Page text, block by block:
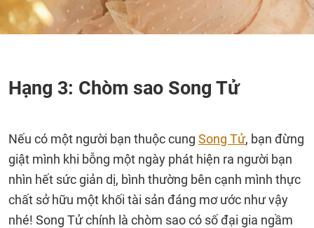
Hạng 3: Chòm sao Song Tử
Nếu có một người bạn thuộc cung Song Tử, bạn đừng
giật mình khi bỗng một ngày phát hiện ra người bạn
nhìn hết sức giản dị, bình thường bên cạnh mình thực
chất sở hữu một khối tài sản đáng mơ ước như vậy
nhé! Song Tử chính là chòm sao có số đại gia ngầm